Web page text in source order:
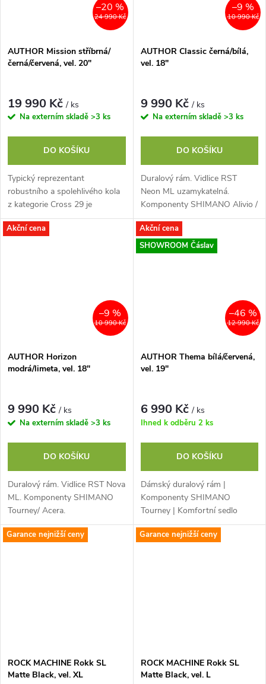
24 990 Kč
–20 %
AUTHOR Mission stříbrná/
černá/červená, vel. 20"
19 990 Kč/ ks
Na externím skladě >3 ks
DO KOŠÍKU
Typický reprezentant
robustního a spolehlivého kola
z kategorie Cross 29 je
postaven na 3× zeslabovaném
duralovém rámu a olejové
10 990 Kč
–9 %
AUTHOR Classic černá/bílá,
vel. 18"
9 990 Kč/ ks
Na externím skladě >3 ks
DO KOŠÍKU
Duralový rám. Vidlice RST
Neon ML uzamykatelná.
Komponenty SHIMANO Alivio /
Acera.
Akční cena
10 990 Kč
–9 %
AUTHOR Horizon
modrá/limeta, vel. 18"
9 990 Kč/ ks
Na externím skladě >3 ks
DO KOŠÍKU
Duralový rám. Vidlice RST Nova
ML. Komponenty SHIMANO
Tourney/ Acera.
Akční cena
SHOWROOM Čáslav
12 990 Kč
–46 %
AUTHOR Thema bílá/červená,
vel. 19"
6 990 Kč/ ks
Ihned k odběru 2 ks
DO KOŠÍKU
Dámský duralový rám |
Komponenty SHIMANO
Tourney | Komfortní sedlo
AUTHOR Noble
Garance nejnižší ceny
ROCK MACHINE Rokk SL
Matte Black, vel. XL
Garance nejnižší ceny
ROCK MACHINE Rokk SL
Matte Black, vel. L